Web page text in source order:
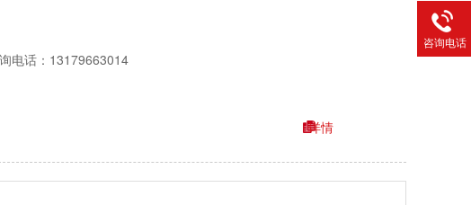
电话：13179663014
详情
咨询电话